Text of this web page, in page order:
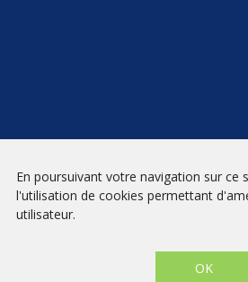
INSCRIPTION
Paradis - Marseille © 2026 - Site
En poursuivant votre navigation sur ce
l'utilisation de cookies permettant
utilisateur.
OK